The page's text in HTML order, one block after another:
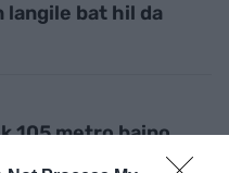
langile bat hil da
105 metro baino
monopiloteak